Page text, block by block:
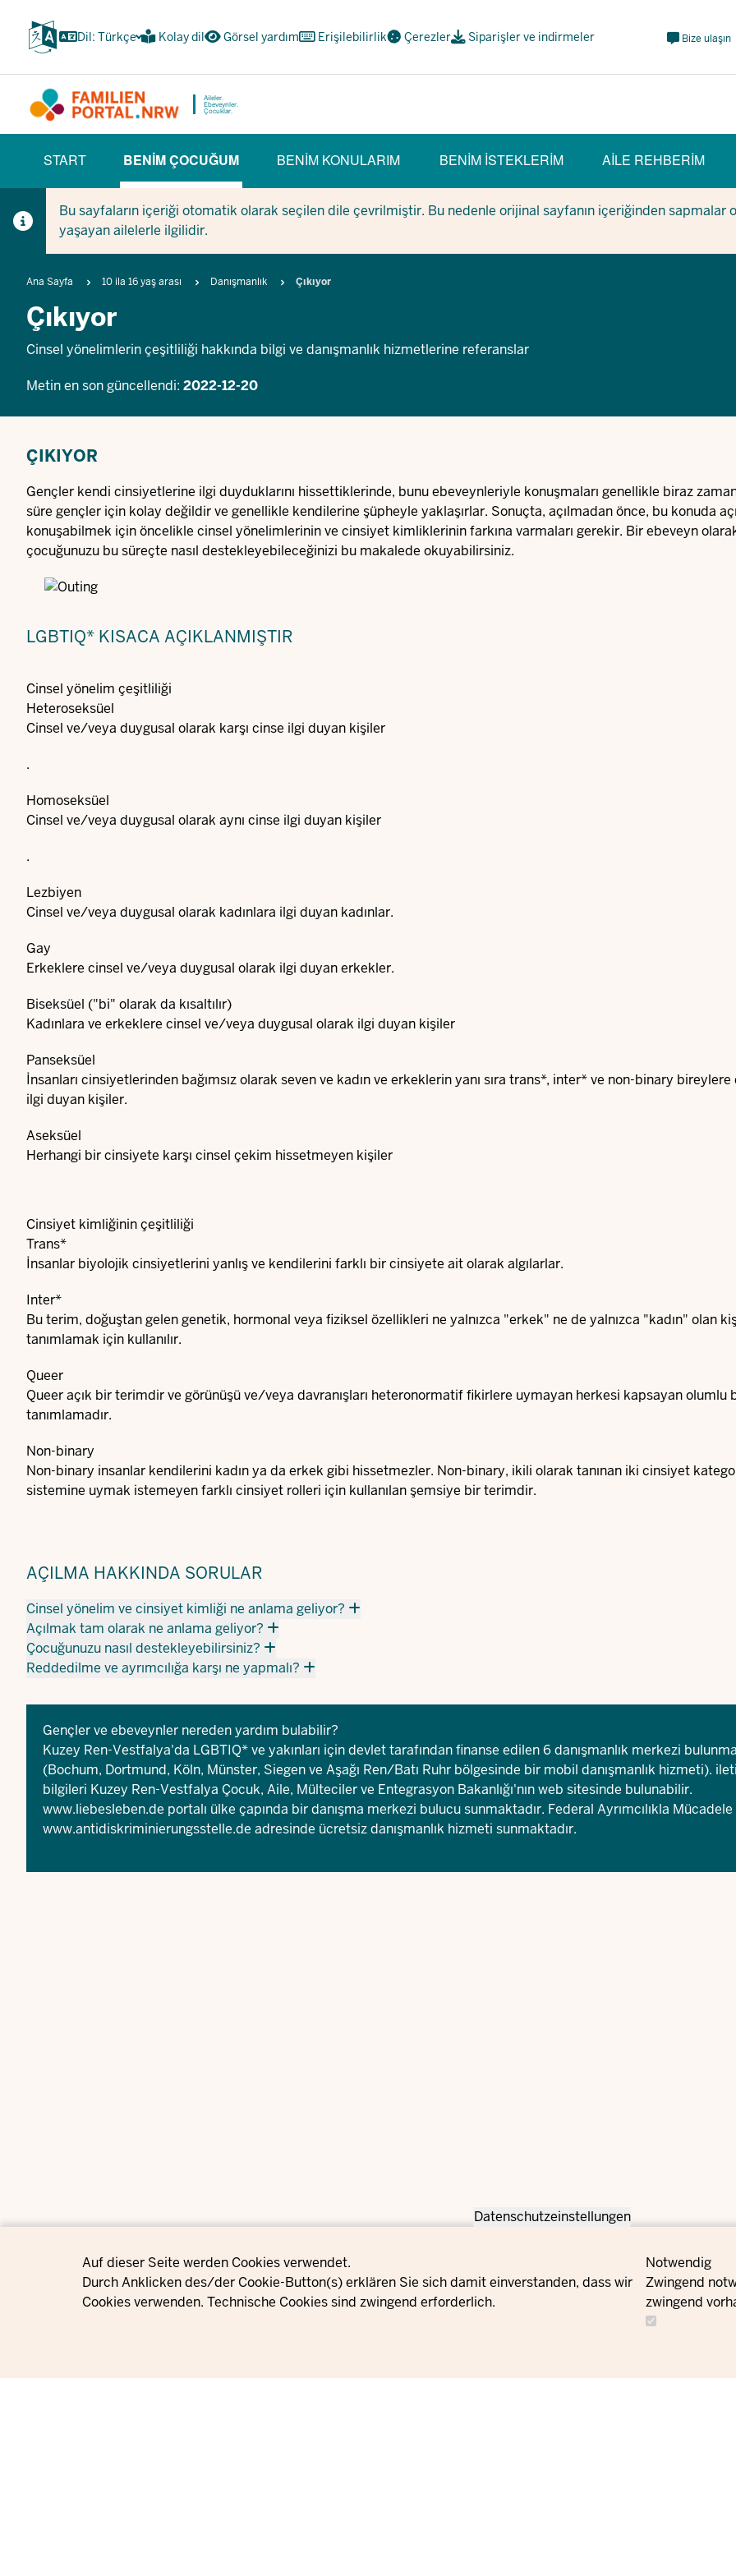
Privacy settings
Datenschutzeinstellungen
Auf dieser Seite werden Cookies verwendet.
Durch Anklicken des/der Cookie-Button(s) erklären Sie sich damit einverstanden, dass wir
Cookies verwenden. Technische Cookies sind zwingend erforderlich.
Notwendig
Zwingend
zwingend
içeriğe
Dil: Türkçe Kolay dil Görsel yardım Erişilebilirlik Çerezler Siparişler ve indirmeler
Meta
Social
Bize ulaşın
Aileler.
Ebeveynler.
Çocuklar.
(BÜRGERBEREICH)
START
BENIM ÇOCUĞUM
(CURRENT SECTION)
BENIM KONULARIM BENIM ISTEKLERIM AILE REHBERIM
Bu sayfaların içeriği otomatik olarak seçilen dile çevrilmiştir. Bu nedenle orijinal sayfanın içeriğinden
yaşayan ailelerle ilgilidir.
Breadcrumb
Ana Sayfa 10 ila 16 yaş arası Danışmanlık Çıkıyor
Çıkıyor
Cinsel yönelimlerin çeşitliliği hakkında bilgi ve danışmanlık hizmetlerine referanslar
Metin en son güncellendi: 2022-12-20
ÇIKIYOR
Gençler kendi cinsiyetlerine ilgi duyduklarını hissettiklerinde, bunu ebeveynleriyle konuşmaları genellikle biraz
süre gençler için kolay değildir ve genellikle kendilerine şüpheyle yaklaşırlar. Sonuçta, açılmadan önce, bu konuda
konuşabilmek için öncelikle cinsel yönelimlerinin ve cinsiyet kimliklerinin farkına varmaları gerekir. Bir ebeveyn
çocuğunuzu bu süreçte nasıl destekleyebileceğinizi bu makalede okuyabilirsiniz.
LGBTIQ* KISACA AÇIKLANMIŞTIR
Cinsel yönelim çeşitliliği
Heteroseksüel
Cinsel ve/veya duygusal olarak karşı cinse ilgi duyan kişiler
.
Homoseksüel
Cinsel ve/veya duygusal olarak aynı cinse ilgi duyan kişiler
.
Lezbiyen
Cinsel ve/veya duygusal olarak kadınlara ilgi duyan kadınlar.
Gay
Erkeklere cinsel ve/veya duygusal olarak ilgi duyan erkekler.
Biseksüel ("bi" olarak da kısaltılır)
Kadınlara ve erkeklere cinsel ve/veya duygusal olarak ilgi duyan kişiler
Panseksüel
İnsanları cinsiyetlerinden bağımsız olarak seven ve kadın ve erkeklerin yanı sıra trans*, inter* ve non-binary bireylere
ilgi duyan kişiler.
Aseksüel
Herhangi bir cinsiyete karşı cinsel çekim hissetmeyen kişiler
Cinsiyet kimliğinin çeşitliliği
Trans*
İnsanlar biyolojik cinsiyetlerini yanlış ve kendilerini farklı bir cinsiyete ait olarak algılarlar.
Inter*
Bu terim, doğuştan gelen genetik, hormonal veya fiziksel özellikleri ne yalnızca "erkek" ne de yalnızca "kadın" olan
tanımlamak için kullanılır.
Queer
Queer açık bir terimdir ve görünüşü ve/veya davranışları heteronormatif fikirlere uymayan herkesi kapsayan olumlu
tanımlamadır.
Non-binary
Non-binary insanlar kendilerini kadın ya da erkek gibi hissetmezler. Non-binary, ikili olarak tanınan iki cinsiyet
sistemine uymak istemeyen farklı cinsiyet rolleri için kullanılan şemsiye bir terimdir.
AÇILMA HAKKINDA SORULAR
Cinsel yönelim ve cinsiyet kimliği ne anlama geliyor?
Açılmak tam olarak ne anlama geliyor?
Çocuğunuzu nasıl destekleyebilirsiniz?
Reddedilme ve ayrımcılığa karşı ne yapmalı?
Gençler ve ebeveynler nereden yardım bulabilir?
Kuzey Ren-Vestfalya'da LGBTIQ* ve yakınları için devlet tarafından finanse edilen 6 danışmanlık merkezi
(Bochum, Dortmund, Köln, Münster, Siegen ve Aşağı Ren/Batı Ruhr bölgesinde bir mobil danışmanlık hizmeti).
bilgileri Kuzey Ren-Vestfalya Çocuk, Aile, Mülteciler ve Entegrasyon Bakanlığı'nın web sitesinde bulunabilir.
www.liebesleben.de portalı ülke çapında bir danışma merkezi bulucu sunmaktadır. Federal Ayrımcılıkla Mücadele
www.antidiskriminierungsstelle.de adresinde ücretsiz danışmanlık hizmeti sunmaktadır.